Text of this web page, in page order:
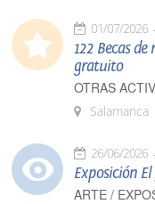
01/07/2026
122 Becas
gratuito
OTRAS
Salamanca
26/06/2026
Exposición
ARTE /